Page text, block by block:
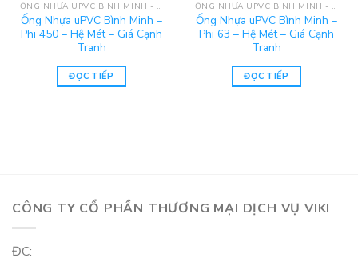
ỐNG NHỰA UPVC BÌNH MINH - HỆ MÉT
Ống Nhựa uPVC Bình Minh –
Phi 450 – Hệ Mét – Giá Cạnh
Tranh
ĐỌC TIẾP
ỐNG NHỰA UPVC BÌNH MINH - HỆ MÉT
Ống Nhựa uPVC Bình Minh –
Phi 63 – Hệ Mét – Giá Cạnh
Tranh
ĐỌC TIẾP
CÔNG TY CỔ PHẦN THƯƠNG MẠI DỊCH VỤ VIKI
ĐC: